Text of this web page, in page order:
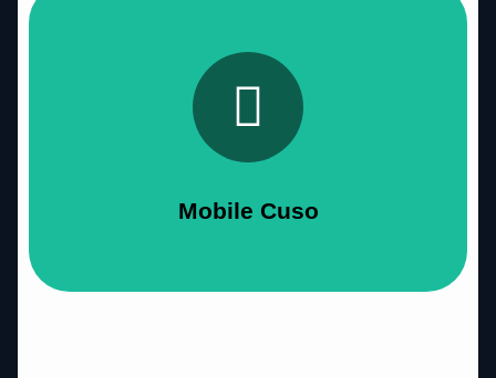
Mobile Cuso
Selengkapnya